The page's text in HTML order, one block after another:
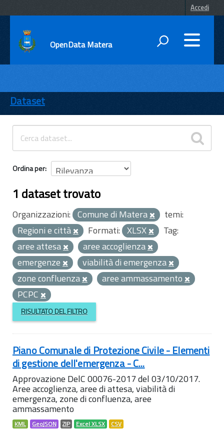
Accedi
OpenData Matera
ENTI
TEMI
INFORMAZIONI
Dataset
Ordina per
1 dataset trovato
Organizzazioni: Comune di Matera
temi:
Regioni e città
Formati: XLSX
Tag:
aree attesa
aree accoglienza
emergenze
viabilità di emergenza
zone confluenza
aree ammassamento
PCPC
RISULTATO DEL FILTRO
Piano Comunale di Protezione Civile - Elementi
di gestione dell'emergenza - C...
Approvazione DelC 00076-2017 del 03/10/2017.
Aree accoglienza, aree di attesa, viabilità di
emergenza, zone di confluenza, aree
ammassamento
KML GeoJSON ZIP Excel XLSX CSV